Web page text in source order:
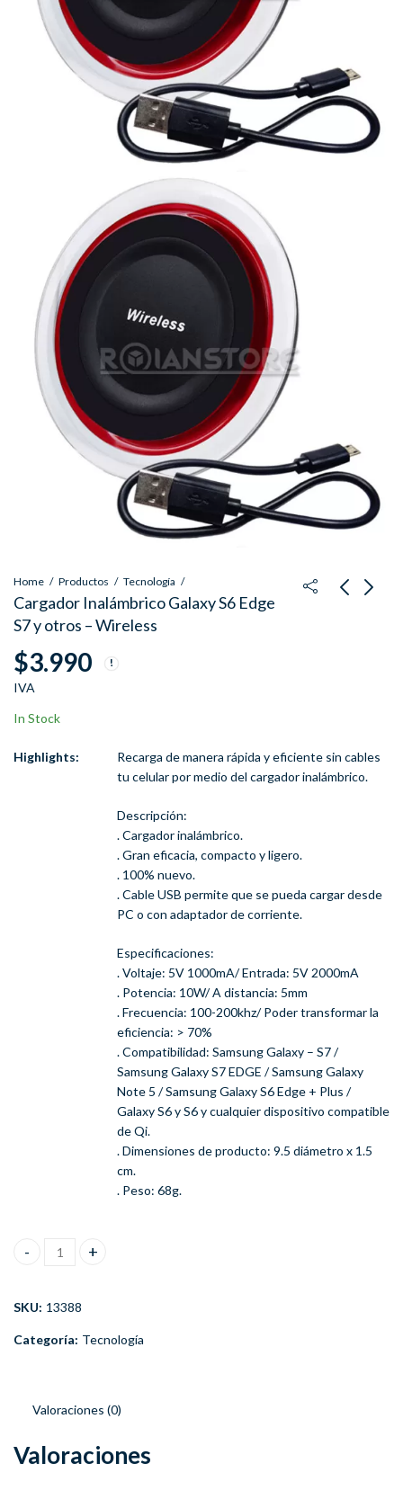
Home Productos Tecnología
Cargador Inalámbrico Galaxy S6 Edge
S7 y otros – Wireless
$3.990
IVA
In Stock
Highlights:
Recarga de manera rápida y eficiente sin cables
tu celular por medio del cargador inalámbrico.
Descripción:
. Cargador inalámbrico.
. Gran eficacia, compacto y ligero.
. 100% nuevo.
. Cable USB permite que se pueda cargar desde
PC o con adaptador de corriente.
Especificaciones:
. Voltaje: 5V 1000mA/ Entrada: 5V 2000mA
. Potencia: 10W/ A distancia: 5mm
. Frecuencia: 100-200khz/ Poder transformar la
eficiencia: > 70%
. Compatibilidad: Samsung Galaxy – S7 /
Samsung Galaxy S7 EDGE / Samsung Galaxy
Note 5 / Samsung Galaxy S6 Edge + Plus /
Galaxy S6 y S6 y cualquier dispositivo compatible
de Qi.
. Dimensiones de producto: 9.5 diámetro x 1.5
cm.
. Peso: 68g.
Cargador Inalámbrico Galaxy S6 Edge S7 y otros - Wireless
SKU: 13388
Categoría: Tecnología
Valoraciones (0)
Valoraciones